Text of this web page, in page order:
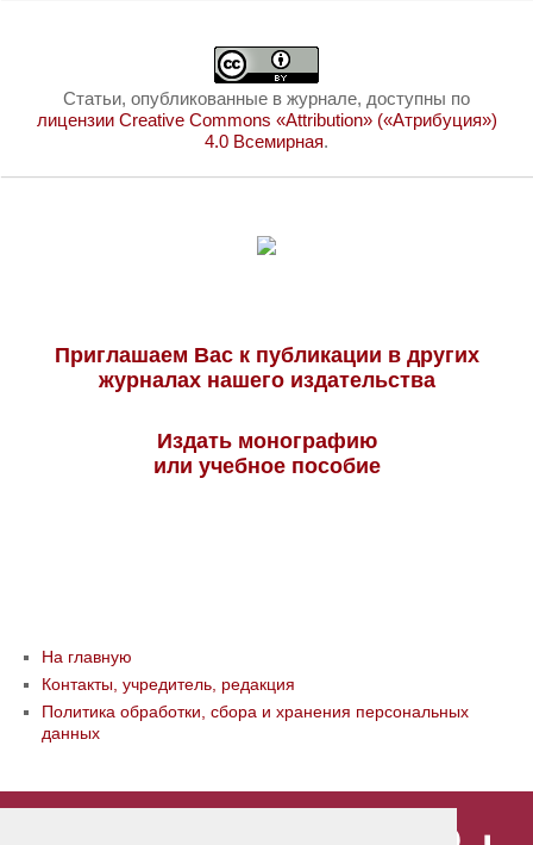
Статьи, опубликованные в журнале, доступны по
лицензии Creative Commons «Attribution» («Атрибуция»)
4.0 Всемирная.
Приглашаем Вас к публикации в других
журналах нашего издательства
Издать монографию
или учебное пособие
На главную
Контакты, учредитель, редакция
Политика обработки, сбора и хранения персональных
данных